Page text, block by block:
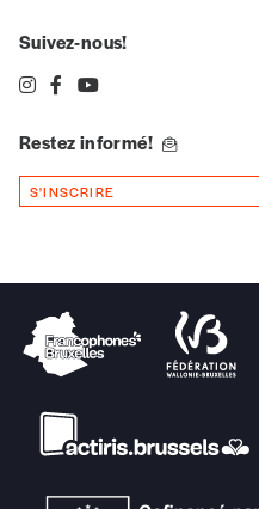
Suivez-nous!
Restez informé!
S'INSCRIRE